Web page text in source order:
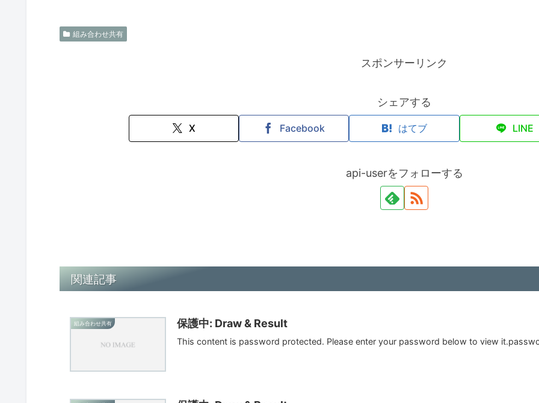
組み合わせ共有
スポンサーリンク
シェアする
X Facebook はてブ LINE
api-userをフォローする
関連記事
組み合わせ共有 保護中: Draw & Result
This content is password protected. Please enter your password below to view